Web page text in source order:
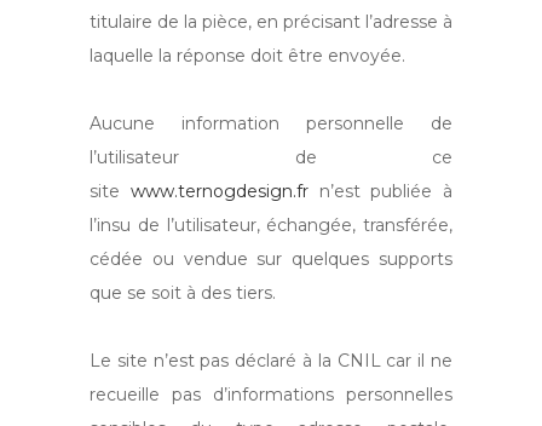
titulaire de la pièce, en précisant l’adresse à
laquelle la réponse doit être envoyée.
Aucune information personnelle de
l’utilisateur de ce
site www.ternogdesign.frn’est publiée à
l’insu de l’utilisateur, échangée, transférée,
cédée ou vendue sur quelques supports
que se soit à des tiers.
Le site n’est pas déclaré à la CNIL car il ne
recueille pas d’informations personnelles